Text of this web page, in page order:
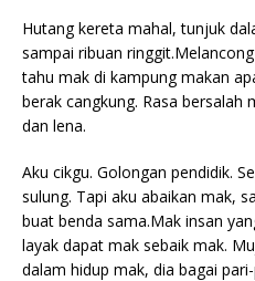
Hutang kereta mahal, tunjuk
sampai ribuan
tahu mak di kampung makan
berak cangkung. Rasa bersalah
dan lena.
Aku cikgu. Golongan pendidik.
sulung. Tapi aku abaikan mak,
buat benda sama.Mak insan
layak dapat mak sebaik mak.
dalam hidup mak, dia bagai